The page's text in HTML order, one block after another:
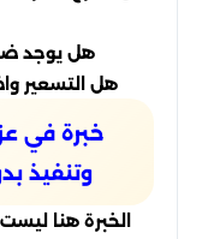
هل يوجد
هل التسعير
خبرة في
وتنفيذ
الخبرة هنا